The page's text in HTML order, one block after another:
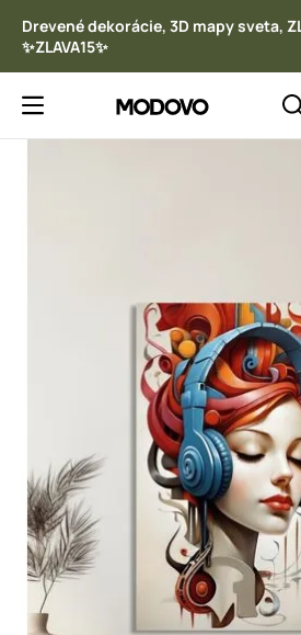
Drevené dekorácie, 3D mapy sveta,
✨ZLAVA15✨